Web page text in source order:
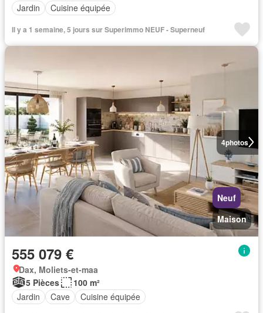
Jardin
Cuisine équipée
Il y a 1 semaine, 5 jours sur Superimmo NEUF - Superneuf
4photos
Neuf
Maison
555 079 €
Dax, Moliets-et-maa
5 Pièces
100 m²
Jardin
Cave Cuisine équipée